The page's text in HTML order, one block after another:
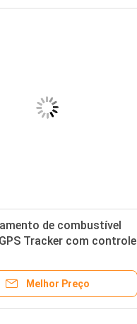
de combustível
Tracker com controle
Melhor Preço